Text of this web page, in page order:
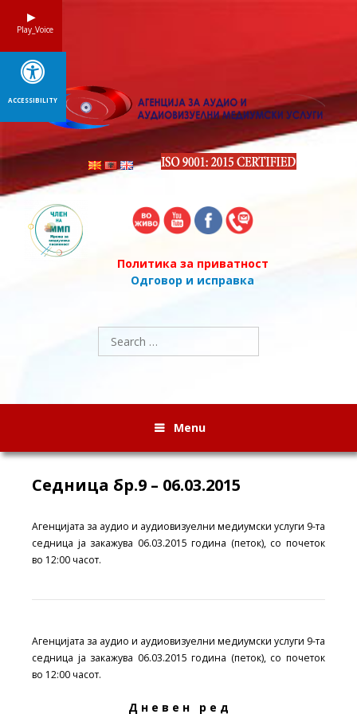
Политика за приватност
Одговор и исправка
Search
for:
Menu
Седница бр.9 – 06.03.2015
Агенцијата за аудио и аудиовизуелни медиумски услуги 9-та
седница ја закажува 06.03.2015 година (петок), со почеток
во 12:00часот.
Агенцијата за аудио и аудиовизуелни медиумски услуги 9-та
седница ја закажува 06.03.2015 година (петок), со почеток
во 12:00часот.
Д н е в е н р е д
Play_Voice
ACCESSIBILITY